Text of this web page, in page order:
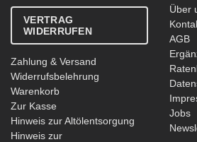
VERTRAG
WIDERRUFEN
Zahlung & Versand
Widerrufsbelehrung
Warenkorb
Zur Kasse
Hinweis zur Altölentsorgung
Hinweis zur
Über
AGB
Jobs